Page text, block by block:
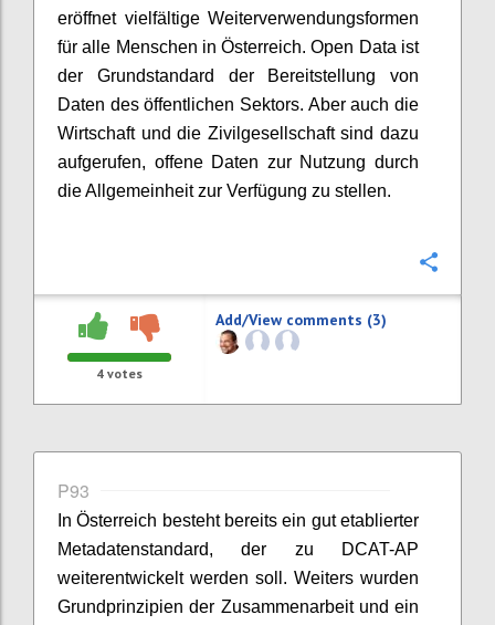
eröffnet vielfältige Weiterverwendungsformen
für alle Menschen in Österreich. Open Data ist
der Grundstandard der Bereitstellung von
Daten des öffentlichen Sektors. Aber auch die
Wirtschaft und die Zivilgesellschaft sind dazu
aufgerufen, offene Daten zur Nutzung durch
die Allgemeinheit zur Verfügung zu stellen.
4 votes
Add/View comments (3)
P93
In Österreich besteht bereits ein gut etablierter
Metadatenstandard, der zu DCAT-AP
weiterentwickelt werden soll. Weiters wurden
Grundprinzipien der Zusammenarbeit und ein